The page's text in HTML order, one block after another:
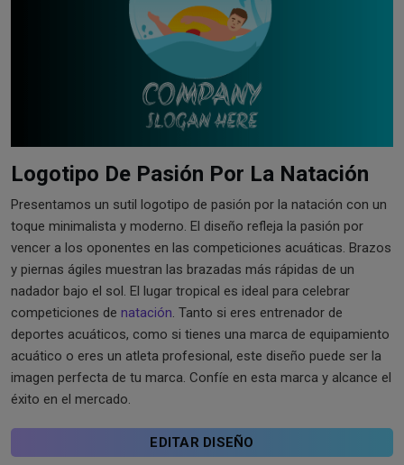
Logotipo De Pasión Por La Natación
Presentamos un sutil logotipo de pasión por la natación con un
toque minimalista y moderno. El diseño refleja la pasión por
vencer a los oponentes en las competiciones acuáticas. Brazos
y piernas ágiles muestran las brazadas más rápidas de un
nadador bajo el sol. El lugar tropical es ideal para celebrar
competiciones de natación. Tanto si eres entrenador de
deportes acuáticos, como si tienes una marca de equipamiento
acuático o eres un atleta profesional, este diseño puede ser la
imagen perfecta de tu marca. Confíe en esta marca y alcance el
éxito en el mercado.
EDITAR DISEÑO